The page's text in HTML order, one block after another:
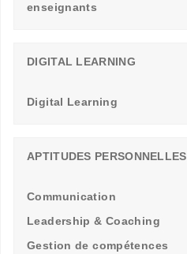
enseignants
DIGITAL LEARNING
Digital Learning
APTITUDES PERSONNELLES
Communication
Leadership & Coaching
Gestion de compétences